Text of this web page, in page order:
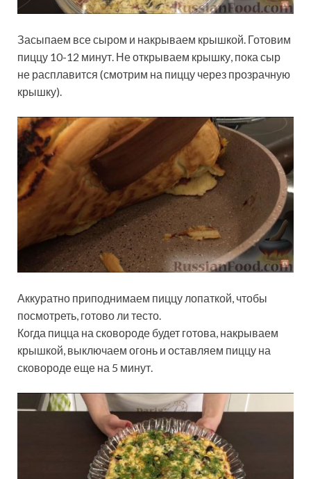
Засыпаем все сыром и накрываем крышкой. Готовим
пиццу 10-12 минут. Не открываем крышку, пока сыр
не расплавится (смотрим на пиццу через прозрачную
крышку).
Аккуратно приподнимаем пиццу лопаткой, чтобы
посмотреть, готово ли тесто.
Когда пицца на сковороде будет готова, накрываем
крышкой, выключаем огонь и оставляем пиццу на
сковороде еще на 5 минут.